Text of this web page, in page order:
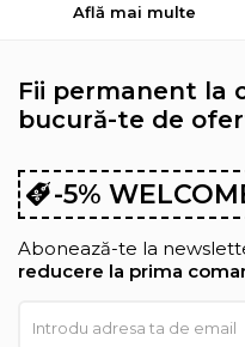
Află mai multe
Fii permanent la
bucură-te de
-5%
Abonează-te la
reducere la prima